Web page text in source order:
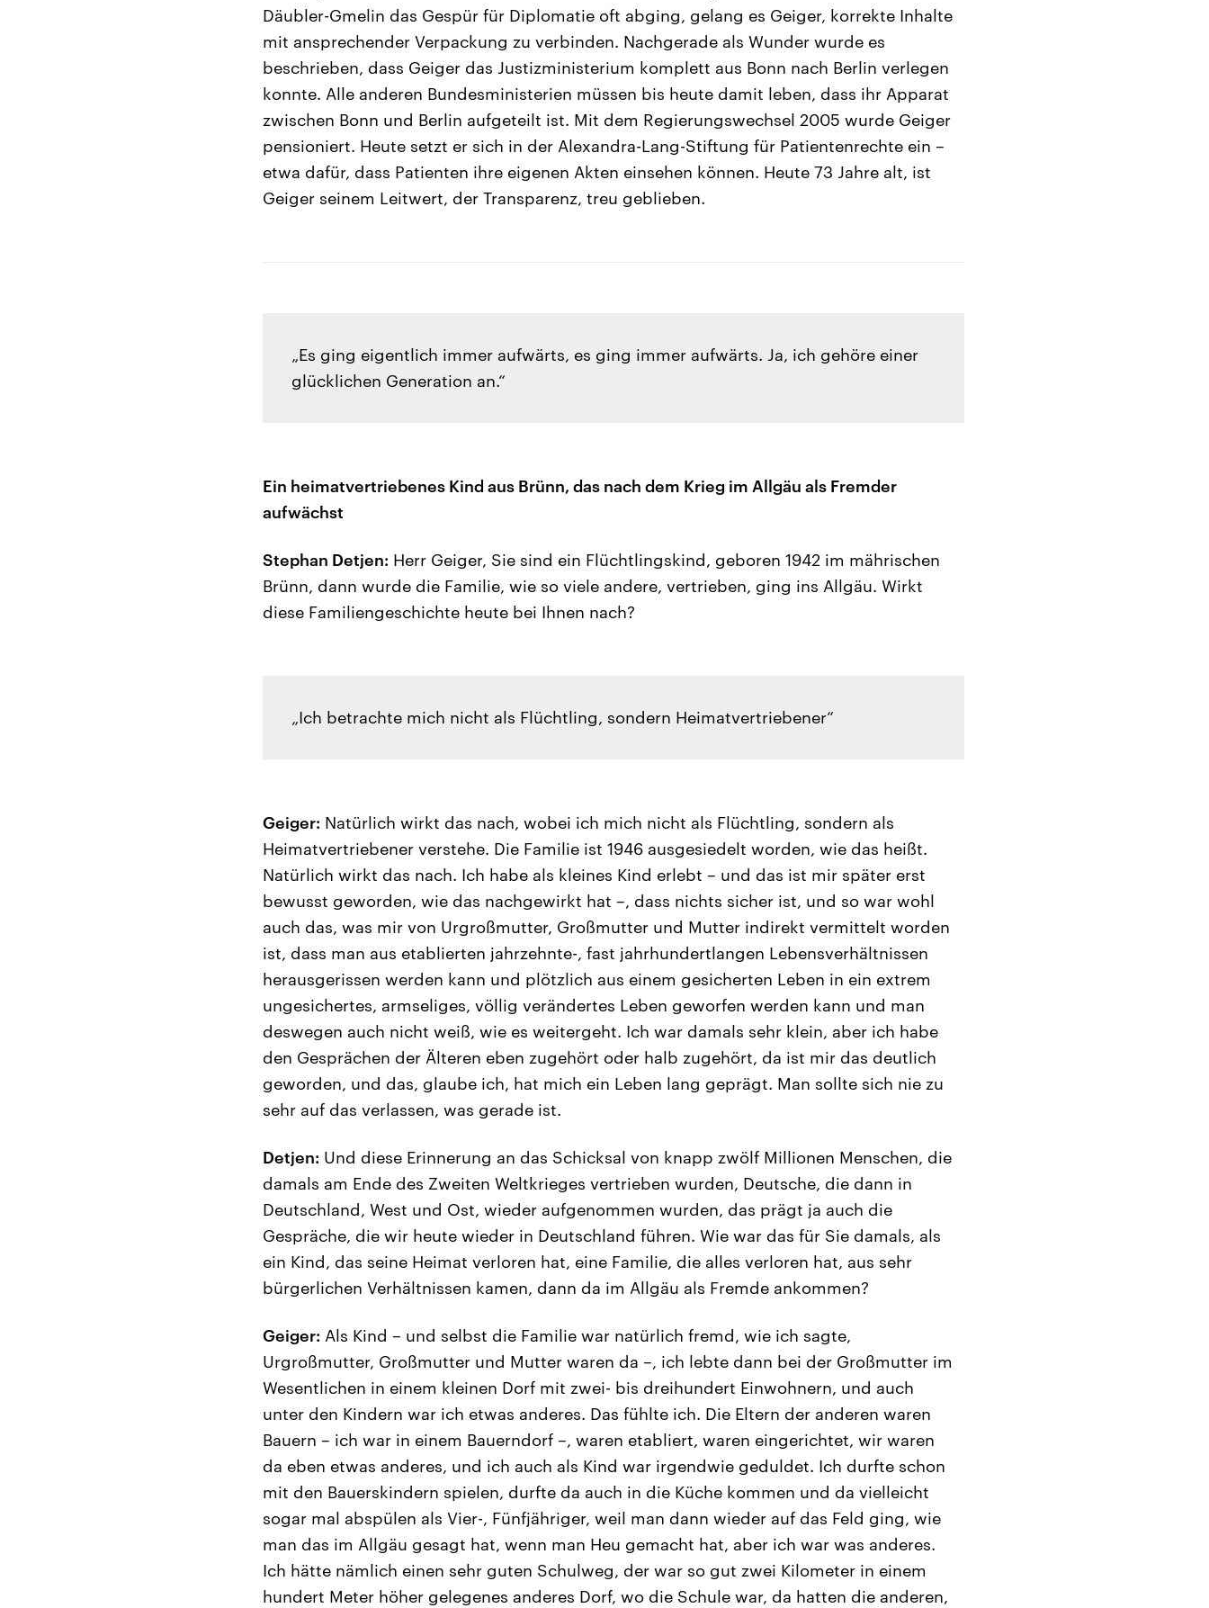
Däubler-Gmelin das Gespür für Diplomatie oft abging, gelang es Geiger, korrekte Inhalte
mit ansprechender Verpackung zu verbinden. Nachgerade als Wunder wurde es
beschrieben, dass Geiger das Justizministerium komplett aus Bonn nach Berlin verlegen
konnte. Alle anderen Bundesministerien müssen bis heute damit leben, dass ihr Apparat
zwischen Bonn und Berlin aufgeteilt ist. Mit dem Regierungswechsel 2005 wurde Geiger
pensioniert. Heute setzt er sich in der Alexandra-Lang-Stiftung für Patientenrechte ein –
etwa dafür, dass Patienten ihre eigenen Akten einsehen können. Heute 73 Jahre alt, ist
Geiger seinem Leitwert, der Transparenz, treu geblieben.
„Es ging eigentlich immer aufwärts, es ging immer aufwärts. Ja, ich gehöre einer
glücklichen Generation an.“
Ein heimatvertriebenes Kind aus Brünn, das nach dem Krieg im Allgäu als Fremder
aufwächst
Stephan Detjen: Herr Geiger, Sie sind ein Flüchtlingskind, geboren 1942 im mährischen
Brünn, dann wurde die Familie, wie so viele andere, vertrieben, ging ins Allgäu. Wirkt
diese Familiengeschichte heute bei Ihnen nach?
„Ich betrachte mich nicht als Flüchtling, sondern Heimatvertriebener“
Geiger: Natürlich wirkt das nach, wobei ich mich nicht als Flüchtling, sondern als
Heimatvertriebener verstehe. Die Familie ist 1946 ausgesiedelt worden, wie das heißt.
Natürlich wirkt das nach. Ich habe als kleines Kind erlebt – und das ist mir später erst
bewusst geworden, wie das nachgewirkt hat –, dass nichts sicher ist, und so war wohl
auch das, was mir von Urgroßmutter, Großmutter und Mutter indirekt vermittelt worden
ist, dass man aus etablierten jahrzehnte-, fast jahrhundertlangen Lebensverhältnissen
herausgerissen werden kann und plötzlich aus einem gesicherten Leben in ein extrem
ungesichertes, armseliges, völlig verändertes Leben geworfen werden kann und man
deswegen auch nicht weiß, wie es weitergeht. Ich war damals sehr klein, aber ich habe
den Gesprächen der Älteren eben zugehört oder halb zugehört, da ist mir das deutlich
geworden, und das, glaube ich, hat mich ein Leben lang geprägt. Man sollte sich nie zu
sehr auf das verlassen, was gerade ist.
Detjen: Und diese Erinnerung an das Schicksal von knapp zwölf Millionen Menschen, die
damals am Ende des Zweiten Weltkrieges vertrieben wurden, Deutsche, die dann in
Deutschland, West und Ost, wieder aufgenommen wurden, das prägt ja auch die
Gespräche, die wir heute wieder in Deutschland führen. Wie war das für Sie damals, als
ein Kind, das seine Heimat verloren hat, eine Familie, die alles verloren hat, aus sehr
bürgerlichen Verhältnissen kamen, dann da im Allgäu als Fremde ankommen?
Geiger: Als Kind – und selbst die Familie war natürlich fremd, wie ich sagte,
Urgroßmutter, Großmutter und Mutter waren da –, ich lebte dann bei der Großmutter im
Wesentlichen in einem kleinen Dorf mit zwei- bis dreihundert Einwohnern, und auch
unter den Kindern war ich etwas anderes. Das fühlte ich. Die Eltern der anderen waren
Bauern – ich war in einem Bauerndorf –, waren etabliert, waren eingerichtet, wir waren
da eben etwas anderes, und ich auch als Kind war irgendwie geduldet. Ich durfte schon
mit den Bauerskindern spielen, durfte da auch in die Küche kommen und da vielleicht
sogar mal abspülen als Vier-, Fünfjähriger, weil man dann wieder auf das Feld ging, wie
man das im Allgäu gesagt hat, wenn man Heu gemacht hat, aber ich war was anderes.
Ich hätte nämlich einen sehr guten Schulweg, der war so gut zwei Kilometer in einem
hundert Meter höher gelegenes anderes Dorf, wo die Schule war, da hatten die anderen,